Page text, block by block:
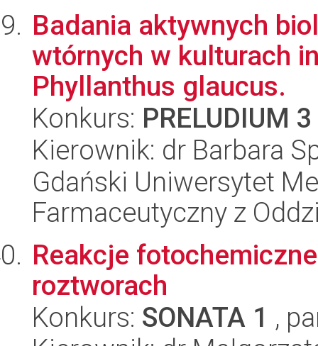
Badania aktywnych
wtórnych w kulturach
Phyllanthus glaucus.
Konkurs: PRELUDIUM 3
Kierownik: dr Barbara
Gdański Uniwersytet
Farmaceutyczny z
Reakcje
roztworach
Konkurs: SONATA 1 ,